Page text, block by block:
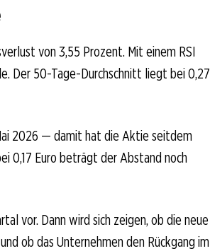
von 3,55 Prozent. Mit einem RSI
Der 50-Tage-Durchschnitt liegt bei 0,27
2026 — damit hat die Aktie seitdem
0,17 Euro beträgt der Abstand noch
vor. Dann wird sich zeigen, ob die neue
ob das Unternehmen den Rückgang im